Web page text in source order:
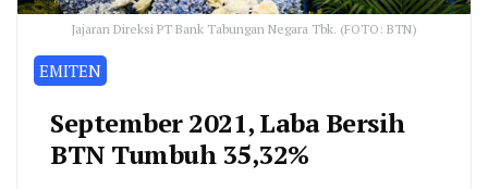
Jajaran Direksi PT Bank Tabungan Negara Tbk. (FOTO: BTN)
EMITEN
September 2021, Laba Bersih
BTN Tumbuh 35,32%